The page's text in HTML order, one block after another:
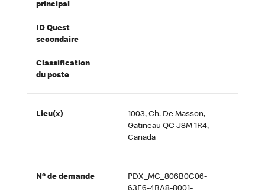
principal
ID Quest
secondaire
Classification
du poste
Lieu(x)
1003, Ch. De Masson,
Gatineau QC J8M 1R4,
Canada
Nº de demande
PDX_MC_806B0C06-